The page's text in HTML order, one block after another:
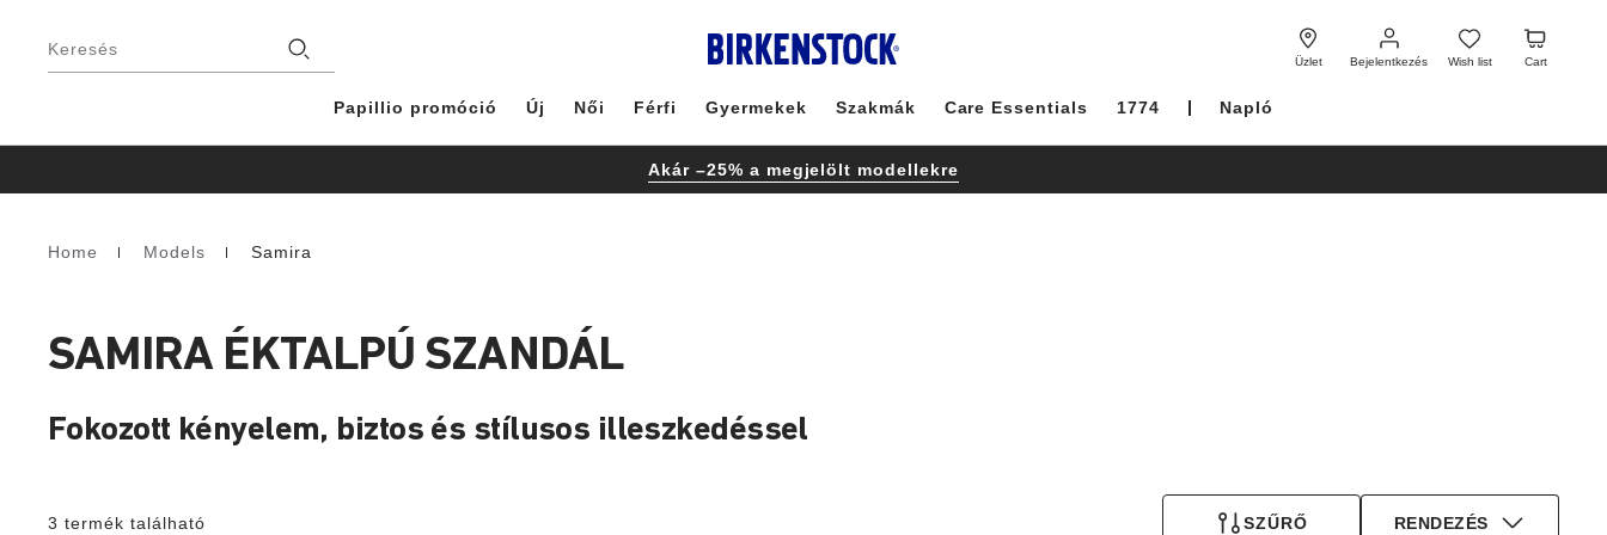
Keresés
Üzlet Bejelentkezés
Bejelentkezés
Wish list
Wish
list
Cart
Cart
Papillio promóció Új Női Férfi Gyermekek Szakmák Care Essentials 1774 Napló
Akár –25% a megjelölt modellekre
Homepage
Home Models Samira
SAMIRA ÉKTALPÚ SZANDÁL
Fokozott kényelem, biztos és stílusos illeszkedéssel
3 termék található SZŰRŐ RENDEZÉS